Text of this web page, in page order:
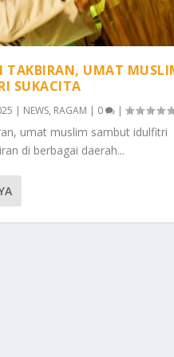
TAKBIRAN, UMAT
SUKACITA
| NEWS, RAGAM | 0 |
umat muslim sambut idulfitri
di berbagai daerah...